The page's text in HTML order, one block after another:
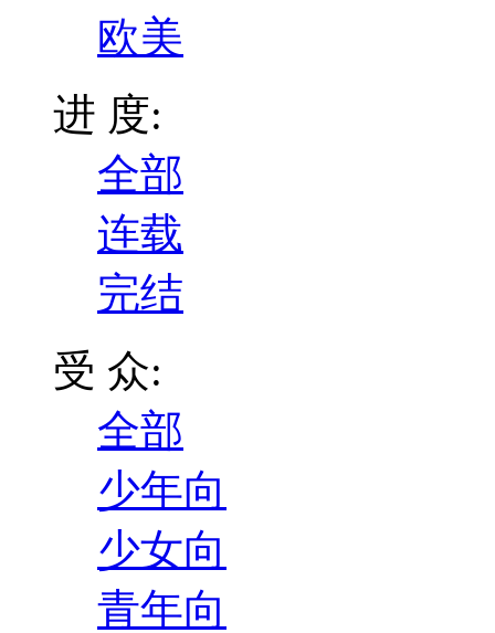
欧美
进 度:
全部
连载
完结
受 众:
全部
少年向
少女向
青年向